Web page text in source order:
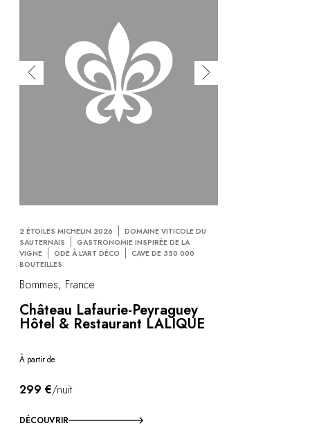
2 ÉTOILES MICHELIN 2026
DOMAINE VITICOLE DU
SAUTERNAIS
GASTRONOMIE INSPIRÉE DE LA
VIGNE
ODE À L'ART DÉCO
CAVE DE 350 000
BOUTEILLES
Bommes, France
Château Lafaurie-Peyraguey
Hôtel & Restaurant LALIQUE
À partir de
299 €/nuit
DÉCOUVRIR